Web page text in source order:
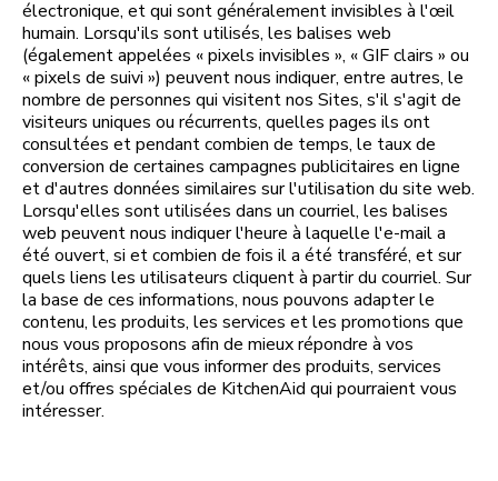
électronique, et qui sont généralement invisibles à l'œil
humain. Lorsqu'ils sont utilisés, les balises web
(également appelées « pixels invisibles », « GIF clairs » ou
« pixels de suivi ») peuvent nous indiquer, entre autres, le
nombre de personnes qui visitent nos Sites, s'il s'agit de
visiteurs uniques ou récurrents, quelles pages ils ont
consultées et pendant combien de temps, le taux de
conversion de certaines campagnes publicitaires en ligne
et d'autres données similaires sur l'utilisation du site web.
Lorsqu'elles sont utilisées dans un courriel, les balises
web peuvent nous indiquer l'heure à laquelle l'e-mail a
été ouvert, si et combien de fois il a été transféré, et sur
quels liens les utilisateurs cliquent à partir du courriel. Sur
la base de ces informations, nous pouvons adapter le
contenu, les produits, les services et les promotions que
nous vous proposons afin de mieux répondre à vos
intérêts, ainsi que vous informer des produits, services
et/ou offres spéciales de KitchenAid qui pourraient vous
intéresser.